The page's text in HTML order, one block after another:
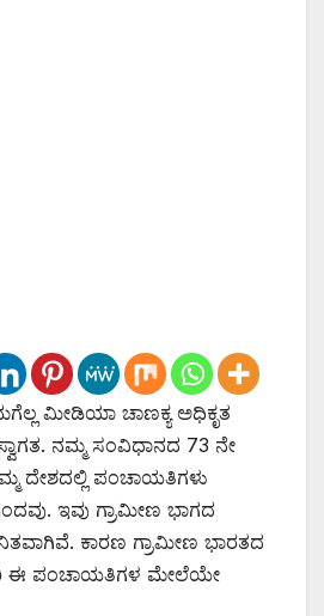
ಮೀಡಿಯಾ ಚಾಣಕ್ಯ ಅಧಿಕೃತ
ನಮ್ಮ ಸಂವಿಧಾನದ 73 ನೇ
ದೇಶದಲ್ಲಿ ಪಂಚಾಯತಿಗಳು
ಇವು ಗ್ರಾಮೀಣ ಭಾಗದ
ಕಾರಣ ಗ್ರಾಮೀಣ ಭಾರತದ
ಈ ಪಂಚಾಯತಿಗಳ ಮೇಲೆಯೇ